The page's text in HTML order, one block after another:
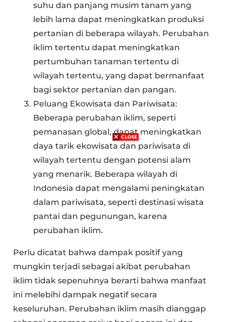
suhu dan panjang musim tanam yang
lebih lama dapat meningkatkan produksi
pertanian di beberapa wilayah. Perubahan
iklim tertentu dapat meningkatkan
pertumbuhan tanaman tertentu di
wilayah tertentu, yang dapat bermanfaat
bagi sektor pertanian dan pangan.
Peluang Ekowisata dan Pariwisata:
Beberapa perubahan iklim, seperti
pemanasan global, dapat meningkatkan
daya tarik ekowisata dan pariwisata di
wilayah tertentu dengan potensi alam
yang menarik. Beberapa wilayah di
Indonesia dapat mengalami peningkatan
dalam pariwisata, seperti destinasi wisata
pantai dan pegunungan, karena
perubahan iklim.
Perlu dicatat bahwa dampak positif yang
mungkin terjadi sebagai akibat perubahan
iklim tidak sepenuhnya berarti bahwa manfaat
ini melebihi dampak negatif secara
keseluruhan. Perubahan iklim masih dianggap